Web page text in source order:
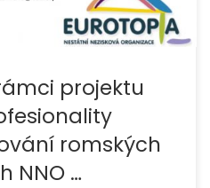
projektu
romských
NNO …